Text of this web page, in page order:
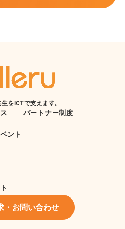
をICTで支えます。
ント
パートナー制度
・お問い合わせ